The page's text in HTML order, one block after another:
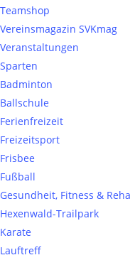
Teamshop
Vereinsmagazin SVKmag
Veranstaltungen
Sparten
Badminton
Ballschule
Ferienfreizeit
Freizeitsport
Frisbee
Fußball
Gesundheit, Fitness &
Hexenwald-Trailpark
Karate
Lauftreff